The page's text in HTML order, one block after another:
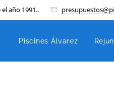
año 1991..
Piscines Álvarez